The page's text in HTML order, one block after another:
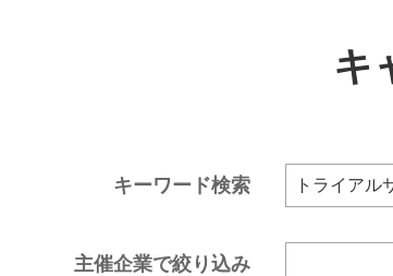
キ
キーワード検索
主催企業で絞り込み